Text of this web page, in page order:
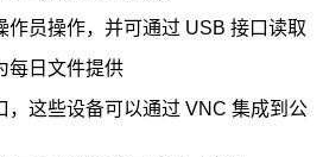
作员操作，并可通过 USB 接口读取
每日文件提供
，这些设备可以通过 VNC 集成到公